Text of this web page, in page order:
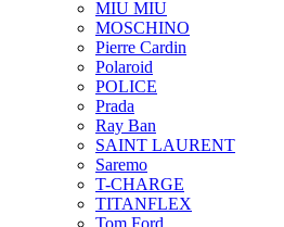
MIU MIU
MOSCHINO
Pierre Cardin
Polaroid
POLICE
Prada
Ray Ban
SAINT LAURENT
Saremo
T-CHARGE
TITANFLEX
Tom Ford